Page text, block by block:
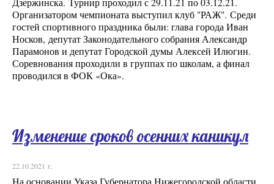
Организатором чемпионата выступил клуб "РАЖ". Среди
гостей спортивного праздника были: глава города Иван
Носков, депутат Законодательного собрания Александр
Парамонов и депутат Городской думы Алексей Илюгин.
Соревнования проходили в группах по школам, а финал
проводился в ФОК «Ока».
Изменение сроков осенних каникул
22.10.2021 г.